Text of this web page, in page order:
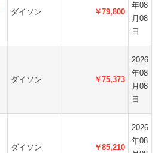
ダイソン ￥79,800
年08
月08
日
ダイソン ￥75,373
2026
年08
月08
日
ダイソン ￥85,210
2026
年08